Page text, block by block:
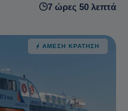
7 ώρες 50 λεπτά
ΆΜΕΣΗ ΚΡΆΤΗΣΗ